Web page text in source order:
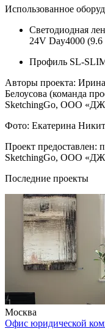
Использованное
Светодиодная
24V Day4000
Профиль SL-
Авторы проекта:
Белоусова (команда
SketchingGo, ООО
Фото: Екатерина
Проект предоставлен:
SketchingGo, ООО
Последние проекты
Москва
Офис юридической